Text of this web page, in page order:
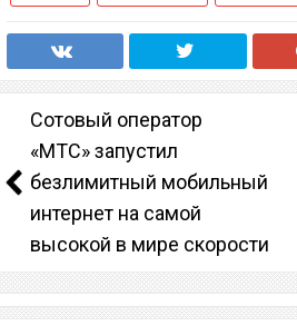
Сотовый оператор
«МТС» запустил
безлимитный мобильный
интернет на самой
высокой в мире скорости